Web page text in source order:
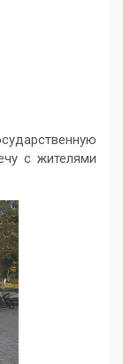
с жителями